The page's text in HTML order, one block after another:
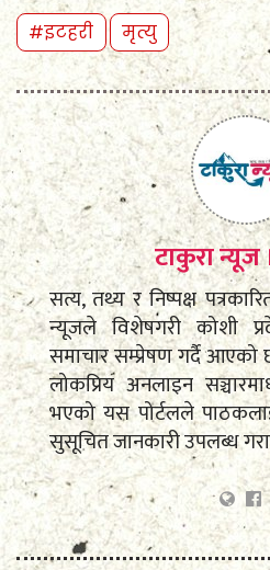
#इटहरी मृत्यु
टाकुरा न्यूज
सत्य, तथ्य र निष्पक्ष
न्यूजले विशेषगरी कोशी
समाचार सम्प्रेषण गर्दै
लोकप्रिय अनलाइन
भएको यस पोर्टलले
सुसूचित जानकारी उपलब्ध